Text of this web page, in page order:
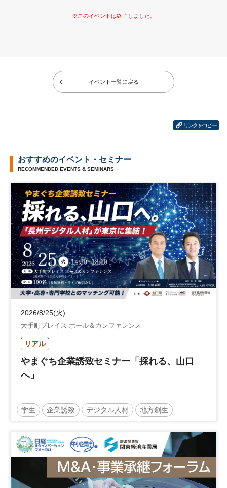
イベント一覧に戻る
リンクをコピー
おすすめのイベント・セミナー
RECOMMENDED EVENTS & SEMINARS
2026/8/25(火)
大手町プレイス ホール＆カンファレンス
リアル
やまぐち企業誘致セミナー「採れる、山口
へ」
学生 企業誘致 デジタル人材 地方創生
地域活性化 自治体